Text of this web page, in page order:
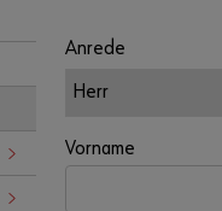
Anrede
Vorname